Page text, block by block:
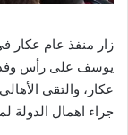
زار منفذ عام عكار
يوسف على رأس وفد
عكار، والتقى
جراء اهمال الدولة